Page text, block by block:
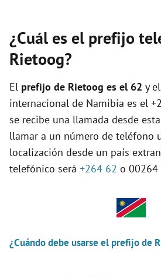
¿Cuál es el prefijo
Rietoog?
El prefijo de Rietoog es el 62 y
internacional de Namibia es el
se recibe una llamada desde
llamar a un número de teléfono
localización desde un país
telefónico será +264 62 o 00264
¿Cuándo debe usarse el prefijo de